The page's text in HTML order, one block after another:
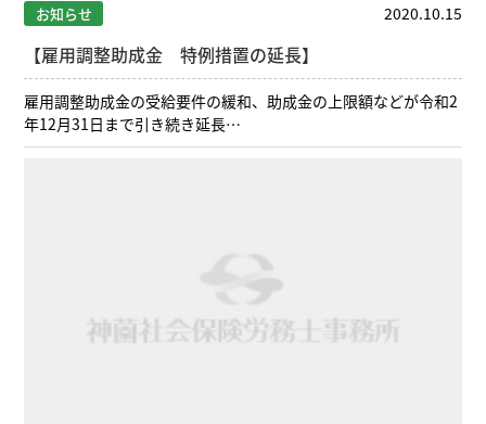
お知らせ 2020.10.15
【雇用調整助成金 特例措置の延長】
雇用調整助成金の受給要件の緩和、助成金の上限額などが令和2
年12月31日まで引き続き延長…